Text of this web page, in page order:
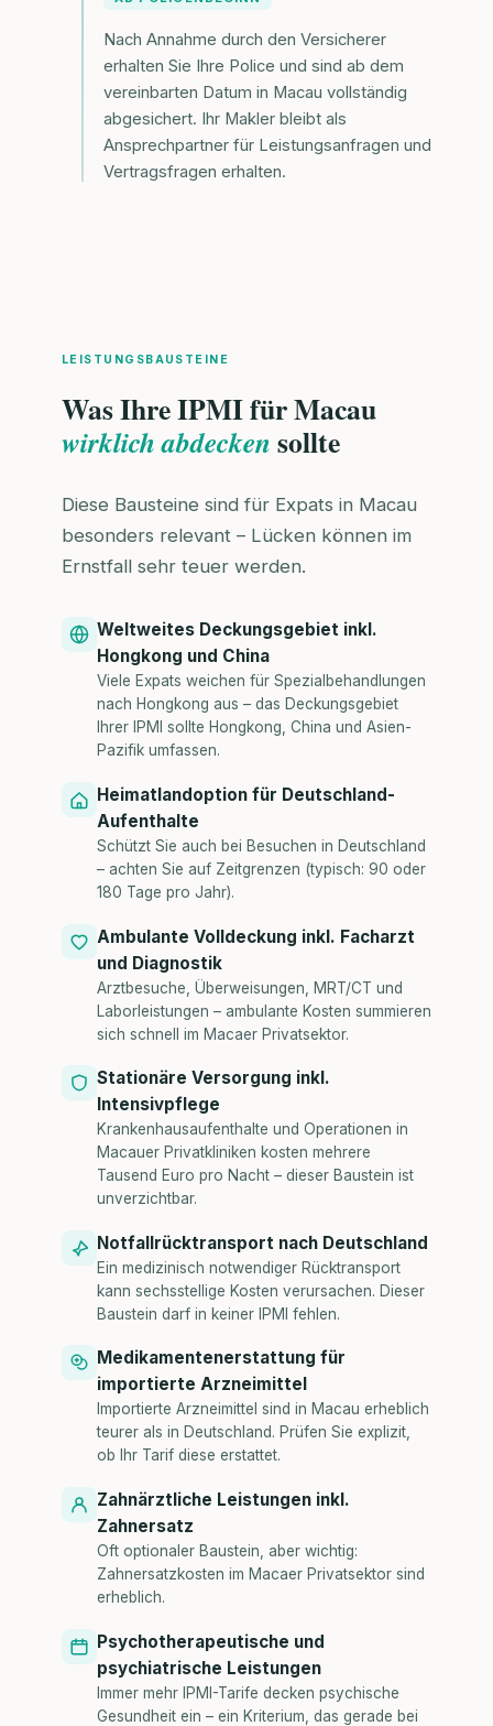
Nach Annahme durch den Versicherer
erhalten Sie Ihre Police und sind ab dem
vereinbarten Datum in Macau vollständig
abgesichert. Ihr Makler bleibt als
Ansprechpartner für Leistungsanfragen und
Vertragsfragen erhalten.
LEISTUNGSBAUSTEINE
Was Ihre IPMI für Macau
wirklich abdeckensollte
Diese Bausteine sind für Expats in Macau
besonders relevant – Lücken können im
Ernstfall sehr teuer werden.
Weltweites Deckungsgebiet inkl.
Hongkong und China
Viele Expats weichen für Spezialbehandlungen
nach Hongkong aus – das Deckungsgebiet
Ihrer IPMI sollte Hongkong, China und Asien-
Pazifik umfassen.
Heimatlandoption für Deutschland-
Aufenthalte
Schützt Sie auch bei Besuchen in Deutschland
– achten Sie auf Zeitgrenzen (typisch: 90 oder
180 Tage pro Jahr).
Ambulante Volldeckung inkl. Facharzt
und Diagnostik
Arztbesuche, Überweisungen, MRT/CT und
Laborleistungen – ambulante Kosten summieren
sich schnell im Macaer Privatsektor.
Stationäre Versorgung inkl.
Intensivpflege
Krankenhausaufenthalte und Operationen in
Macauer Privatkliniken kosten mehrere
Tausend Euro pro Nacht – dieser Baustein ist
unverzichtbar.
Notfallrücktransport nach Deutschland
Ein medizinisch notwendiger Rücktransport
kann sechsstellige Kosten verursachen. Dieser
Baustein darf in keiner IPMI fehlen.
Medikamentenerstattung für
importierte Arzneimittel
Importierte Arzneimittel sind in Macau erheblich
teurer als in Deutschland. Prüfen Sie explizit,
ob Ihr Tarif diese erstattet.
Zahnärztliche Leistungen inkl.
Zahnersatz
Oft optionaler Baustein, aber wichtig:
Zahnersatzkosten im Macaer Privatsektor sind
erheblich.
Psychotherapeutische und
psychiatrische Leistungen
Immer mehr IPMI-Tarife decken psychische
Gesundheit ein – ein Kriterium, das gerade bei